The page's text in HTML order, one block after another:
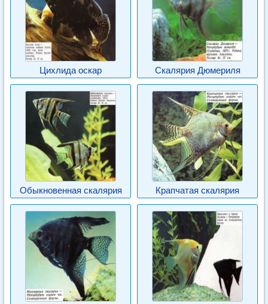
Цихлида оскар Скалярия Дюмериля
Обыкновенная скалярия Крапчатая скалярия